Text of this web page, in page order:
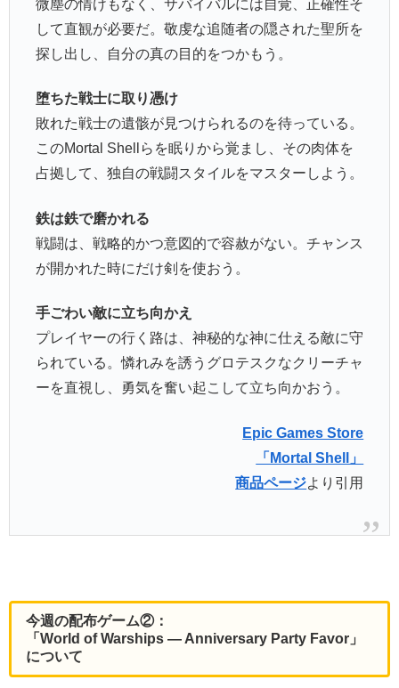
微塵の情けもなく、サバイバルには自覚、正確性そ
して直観が必要だ。敬虔な追随者の隠された聖所を
探し出し、自分の真の目的をつかもう。
堕ちた戦士に取り憑け
敗れた戦士の遺骸が見つけられるのを待っている。
このMortal Shellらを眠りから覚まし、その肉体を
占拠して、独自の戦闘スタイルをマスターしよう。
鉄は鉄で磨かれる
戦闘は、戦略的かつ意図的で容赦がない。チャンス
が開かれた時にだけ剣を使おう。
手ごわい敵に立ち向かえ
プレイヤーの行く路は、神秘的な神に仕える敵に守
られている。憐れみを誘うグロテスクなクリーチャ
ーを直視し、勇気を奮い起こして立ち向かおう。
Epic Games Store
「Mortal Shell」
商品ページより引用
今週の配布ゲーム②：
「World of Warships — Anniversary Party Favor」
について